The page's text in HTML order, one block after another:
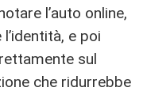
l’auto online,
e poi
sul
che ridurrebbe